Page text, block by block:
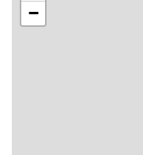
−